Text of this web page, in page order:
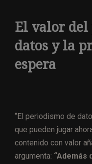
El valor del
datos y la
espera
“El periodismo de
que pueden jugar
contenido con valor
argumenta: “Además